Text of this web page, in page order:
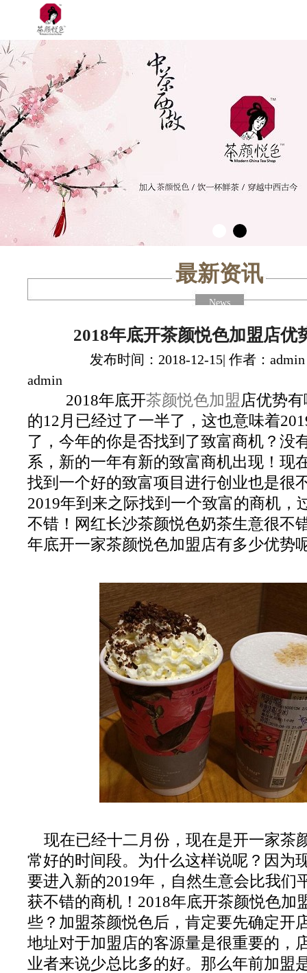
最新资讯
News
2018年底开茶颜悦色加盟店优
发布时间：2018-12-15| 作者：
admin
2018年底开茶颜悦色加盟店优势
的12月已经过了一半了，这也意味着
了，今年的你是否找到了致富商机？没
系，新的一年有新的致富商机出现！现
找到一个好的致富项目进行创业也是很
2019年到来之际找到一个致富的商机，
不错！网红长沙茶颜悦色奶茶生意很不
年底开一家茶颜悦色加盟店有多少优势
现在已经十二月份，现在是开一家茶
常好的时间段。为什么这样说呢？因为
要进入新的2019年，自然生意会比我们
获不错的商机！2018年底开茶颜悦色加
些？加盟茶颜悦色后，肯定要先确定开
地址对于加盟店的客源量是很重要的，
业者来说少总比多的好。那么年前加盟